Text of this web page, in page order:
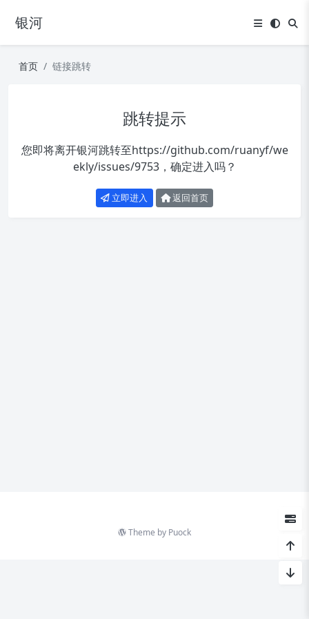
银河
首页 链接跳转
跳转提示
您即将离开银河跳转至https://github.com/ruanyf/we
ekly/issues/9753，确定进入吗？
立即进入 返回首页
Theme by Puock